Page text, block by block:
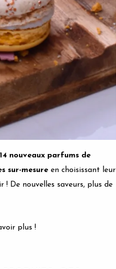
14 nouveaux parfums de
sur-mesure en choisissant leur
! De nouvelles saveurs, plus de
plus !